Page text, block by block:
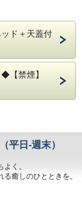
までお問い合わせく
ながら、夕食は幻想的
お楽しみください。
上がりいただく夕食
楽しみいただけま
メージとなりま
）
いただく場合があり
い申し上げます。
術を同時にお受けでき
慮いただいておりま
。
現地にて頂戴してお
なし。
望できます。
は備考欄へご人数を
ご就寝の際に畳・ソ
ていただいておりま
ド＋天蓋付
◆【禁煙】
平日‐週末）
く。
癒しのひとときを。